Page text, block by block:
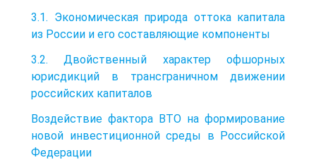
3.1. Экономическая природа оттока капитала
из России и его составляющие компоненты
3.2. Двойственный характер офшорных
юрисдикций в трансграничном движении
российских капиталов
Воздействие фактора BTO на формирование
новой инвестиционной среды в Российской
Федерации